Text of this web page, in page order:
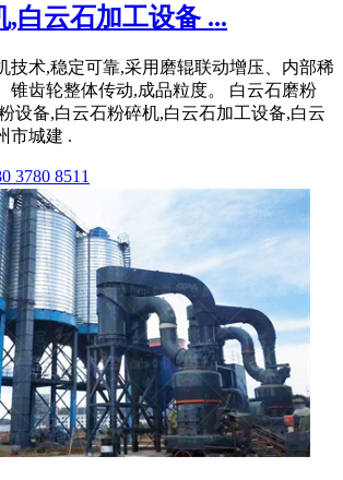
,白云石加工设备 ...
技术,稳定可靠,采用磨辊联动增压、内部稀
锥齿轮整体传动,成品粒度。 白云石磨粉
设备,白云石粉碎机,白云石加工设备,白云
市城建 .
3780 8511